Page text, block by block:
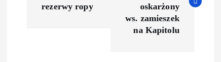
rezerwy ropy
oskarżony
ws. zamieszek
na Kapitolu